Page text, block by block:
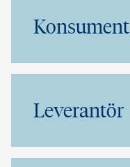
Konsument
Leverantör